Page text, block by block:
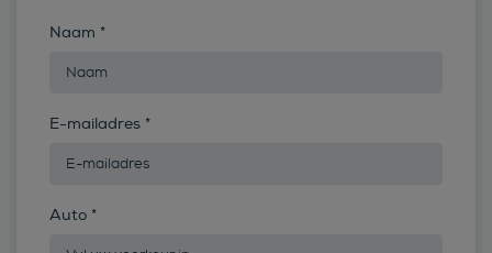
Naam *
E-mailadres *
Auto *